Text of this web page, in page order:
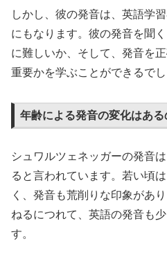
しかし、彼の発音は、英語学
にもなります。彼の発音を聞
に難しいか、そして、発音を
重要かを学ぶことができるでし
年齢による発音の変化はある
シュワルツェネッガーの発音
ると言われています。若い頃
く、発音も荒削りな印象があ
ねるにつれて、英語の発音も
す。